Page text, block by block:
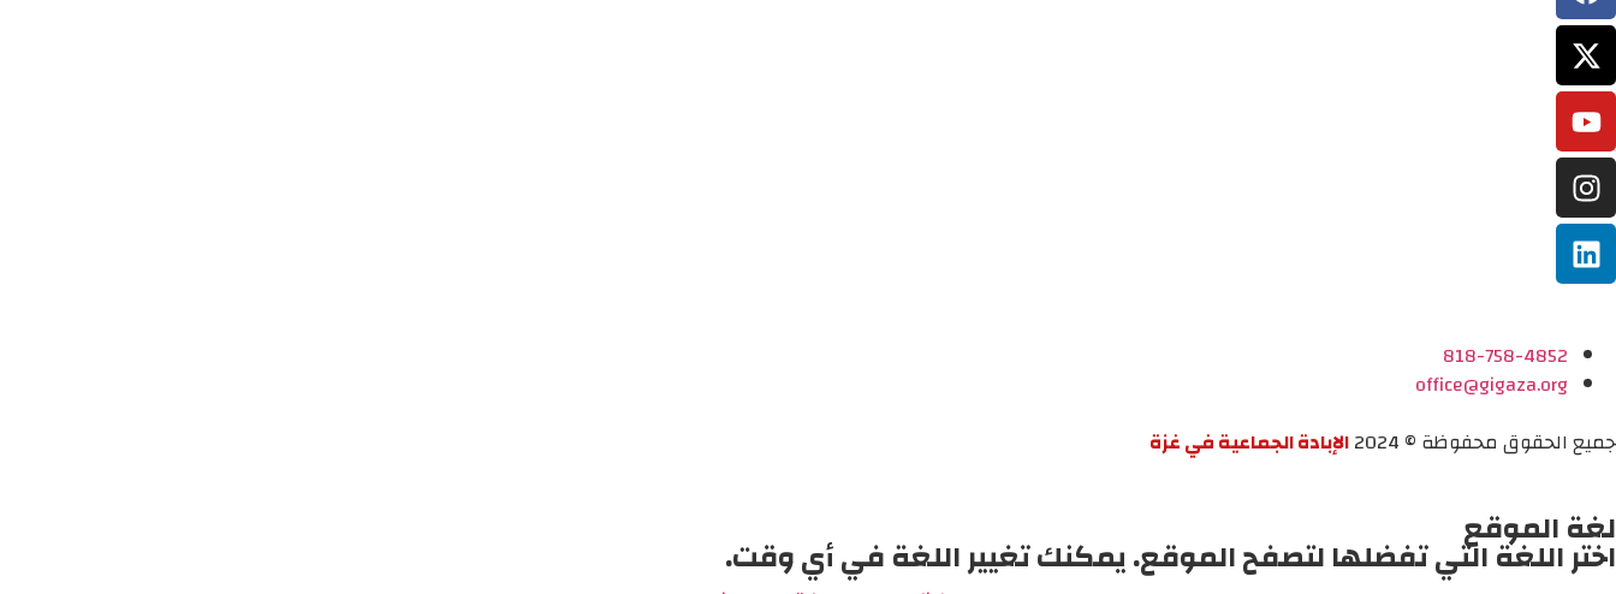
818-758-4852
office@gigaza.org
جميع الحقوق محفوظة © 2024
الإبادة الجماعية في غزة
لغة الموقع
اختر اللغة التي تفضلها لتصفح الموقع. يمكنك تغيير اللغة في أي وقت.